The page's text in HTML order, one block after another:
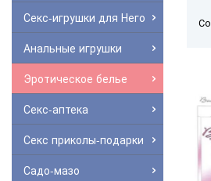
Секс-игрушки для Него
Анальные игрушки
Эротическое белье
Секс-аптека
Секс приколы-подарки
Садо-мазо